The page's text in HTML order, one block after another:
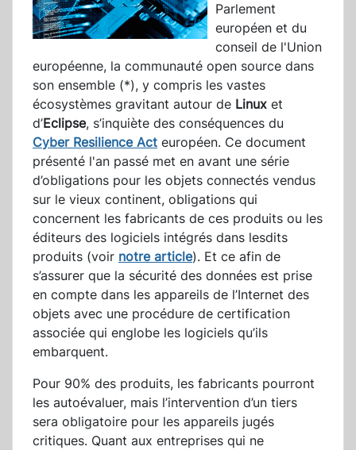
Parlement
européen et du
conseil de l'Union
européenne, la communauté open source dans
son ensemble (*), y compris les vastes
écosystèmes gravitant autour de Linux et
d’Eclipse, s’inquiète des conséquences du
Cyber Resilience Act européen. Ce document
présenté l'an passé met en avant une série
d’obligations pour les objets connectés vendus
sur le vieux continent, obligations qui
concernent les fabricants de ces produits ou les
éditeurs des logiciels intégrés dans lesdits
produits (voir notre article). Et ce afin de
s’assurer que la sécurité des données est prise
en compte dans les appareils de l’Internet des
objets avec une procédure de certification
associée qui englobe les logiciels qu’ils
embarquent.
Pour 90% des produits, les fabricants pourront
les autoévaluer, mais l’intervention d’un tiers
sera obligatoire pour les appareils jugés
critiques. Quant aux entreprises qui ne